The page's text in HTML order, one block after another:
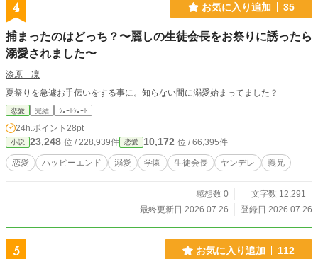
4 お気に入り追加 35
捕まったのはどっち？〜麗しの生徒会長をお祭りに誘ったら
溺愛されました〜
漆原 凜
夏祭りを急遽お手伝いをする事に。知らない間に溺愛始まってました？
恋愛 完結 ｼｮｰﾄｼｮｰﾄ
24h.ポイント 28pt
小説 23,248 位 / 228,939件 恋愛 10,172 位 / 66,395件
恋愛 ハッピーエンド 溺愛 学園 生徒会長 ヤンデレ 義兄
感想数 0
文字数 12,291
最終更新日 2026.07.26
登録日 2026.07.26
5 お気に入り追加 112